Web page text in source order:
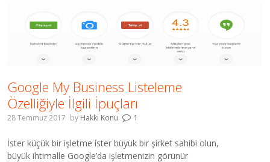
Google My Business Listeleme
Özelliğiyle İlgili İpuçları
28 Temmuz 2017 by Hakkı Konu 1
İster küçük bir işletme ister büyük bir şirket sahibi olun,
büyük ihtimalle Google’da işletmenizin görünür